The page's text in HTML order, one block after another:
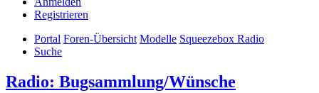
Registrieren
Portal Foren-Übersicht Modelle Squeezebox Radio
Suche
Radio: Bugsammlung/Wünsche